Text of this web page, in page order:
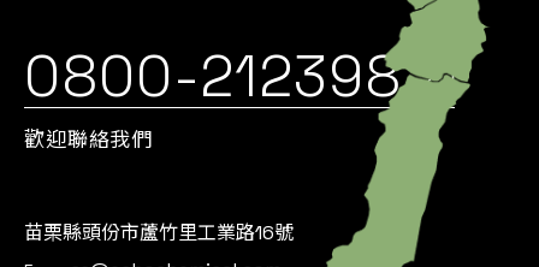
0800-212398
歡迎聯絡我們
苗栗縣頭份市蘆竹里工業路16號